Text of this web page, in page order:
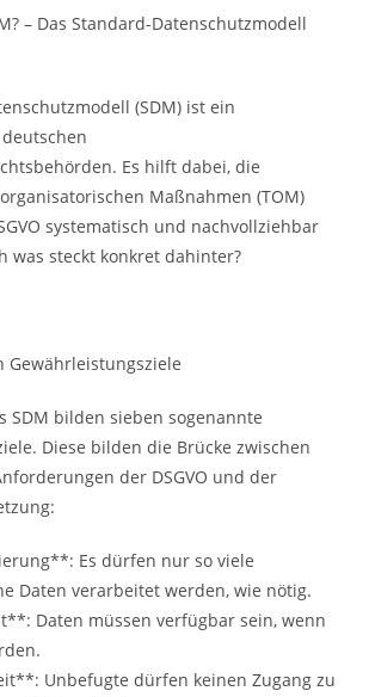
– Das Standard-Datenschutzmodell
(SDM) ist ein
Es hilft dabei, die
Maßnahmen (TOM)
systematisch und nachvollziehbar
was steckt konkret dahinter?
Gewährleistungsziele
SDM bilden sieben sogenannte
Diese bilden die Brücke zwischen
der DSGVO und der
Es dürfen nur so viele
Daten verarbeitet werden, wie nötig.
Daten müssen verfügbar sein, wenn
Unbefugte dürfen keinen Zugang zu